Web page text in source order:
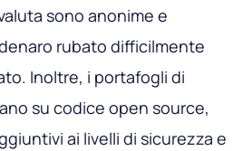
sono anonime e
rubato difficilmente
Inoltre, i portafogli di
su codice open source,
ai livelli di sicurezza e